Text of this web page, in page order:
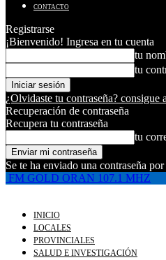
CONTACTO
Registrarse
¡Bienvenido! Ingresa en tu cuenta
tu
tu
¿Olvidaste tu contraseña? consigue
Recuperación de contraseña
Recupera tu contraseña
tu
Se te ha enviado una contraseña
FM GOLD ORAN 107.1 MHZ
INICIO
LOCALES
PROVINCIALES
SALUD E INVESTIGACIÓN